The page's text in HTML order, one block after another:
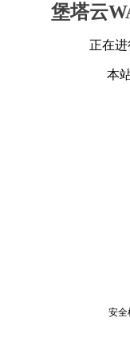
堡塔云
正在
本
安全